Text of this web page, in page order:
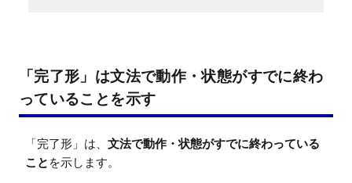
「完了形」は文法で動作・状態がすでに終わ
っていることを示す
「完了形」は、 文法で動作・状態がすでに終わっている
こと を示します。